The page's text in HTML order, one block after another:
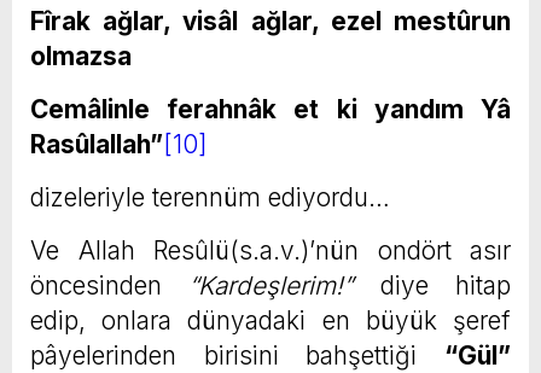
Fîrak ağlar, visâl ağlar, ezel mestûrun
olmazsa
Cemâlinle ferahnâk et ki yandım Yâ
Rasûlallah” [10]
dizeleriyle terennüm ediyordu…
Ve Allah Resûlü(s.a.v.)’nün ondört asır
öncesinden
“Kardeşlerim!”diye hitap
edip, onlara dünyadaki en büyük şeref
pâyelerinden birisini bahşettiği “Gül”